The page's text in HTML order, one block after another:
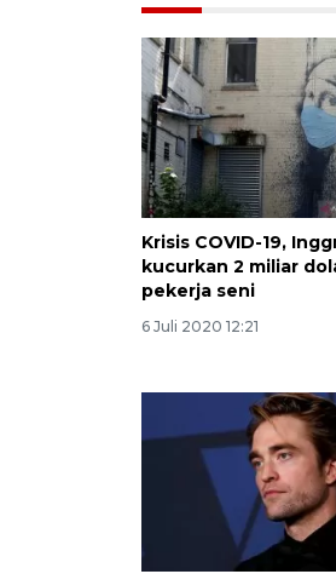
Krisis COVID-19,
kucurkan 2 miliar
pekerja seni
6 Juli 2020 12:21